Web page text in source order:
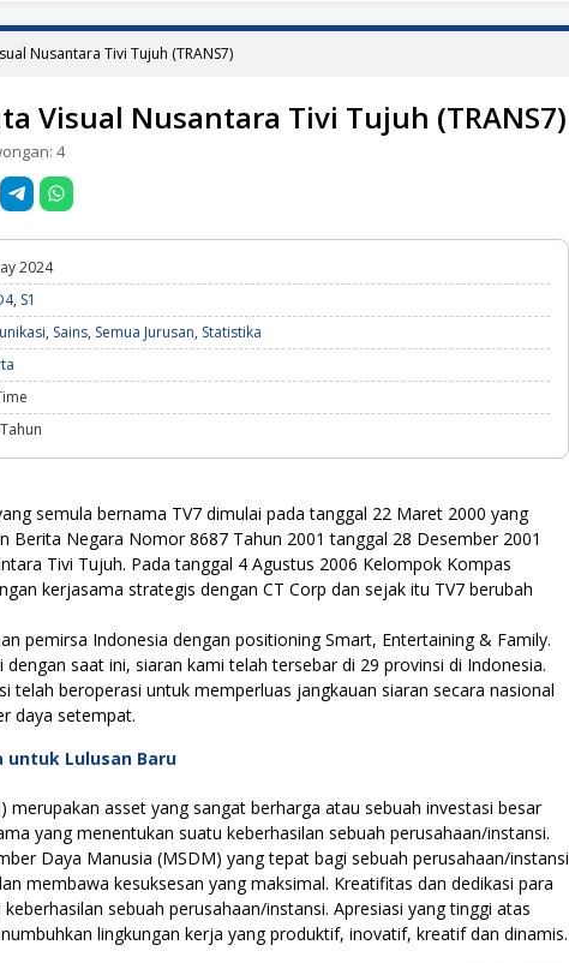
Nusantara Tivi Tujuh (TRANS7)
Visual Nusantara Tivi Tujuh (TRANS7)
4
2024
, S1
, Sains, Semua Jurusan, Statistika
semula bernama TV7 dimulai pada tanggal 22 Maret 2000 yang
Berita Negara Nomor 8687 Tahun 2001 tanggal 28 Desember 2001
Tivi Tujuh. Pada tanggal 4 Agustus 2006 Kelompok Kompas
kerjasama strategis dengan CT Corp dan sejak itu TV7 berubah
pemirsa Indonesia dengan positioning Smart, Entertaining & Family.
saat ini, siaran kami telah tersebar di 29 provinsi di Indonesia.
telah beroperasi untuk memperluas jangkauan siaran secara nasional
daya setempat.
untuk Lulusan Baru
merupakan asset yang sangat berharga atau sebuah investasi besar
yang menentukan suatu keberhasilan sebuah perusahaan/instansi.
Daya Manusia (MSDM) yang tepat bagi sebuah perusahaan/instansi
membawa kesuksesan yang maksimal. Kreatifitas dan dedikasi para
sebuah perusahaan/instansi. Apresiasi yang tinggi atas
lingkungan kerja yang produktif, inovatif, kreatif dan dinamis.